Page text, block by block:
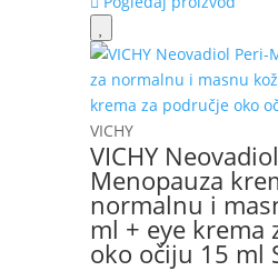
VICHY
VICHY
Menopauza
normalnu i
ml + eye krema
oko očiju 15 ml